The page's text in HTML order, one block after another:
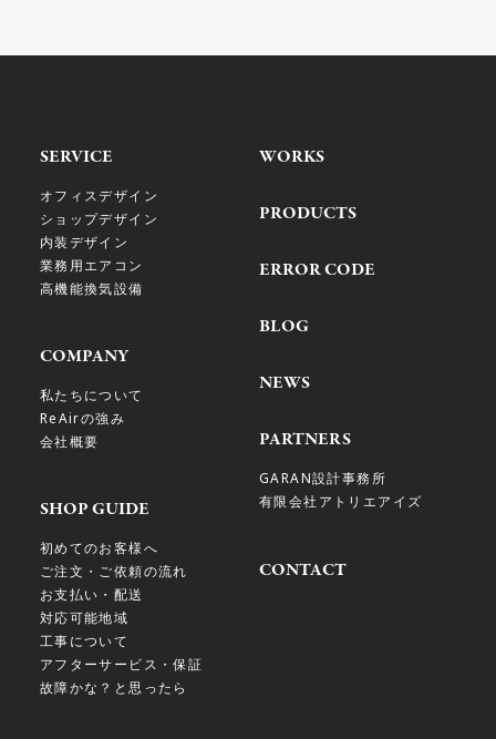
SERVICE
オフィスデザイン
ショップデザイン
内装デザイン
業務用エアコン
高機能換気設備
COMPANY
私たちについて
ReAirの強み
会社概要
SHOP GUIDE
初めてのお客様へ
ご注文・ご依頼の流れ
お支払い・配送
対応可能地域
工事について
アフターサービス・保証
故障かな？と思ったら
WORKS
PRODUCTS
ERROR CODE
BLOG
NEWS
PARTNERS
GARAN設計事務所
有限会社アトリエアイズ
CONTACT